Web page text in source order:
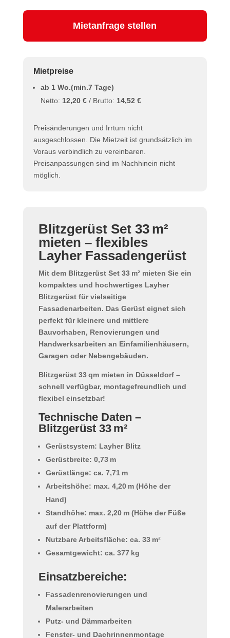
Mietanfrage stellen
Mietpreise
ab 1 Wo.(min.7 Tage)
Netto: 12,20 €/ Brutto: 14,52 €
Preisänderungen und Irrtum nicht
ausgeschlossen. Die Mietzeit ist grundsätzlich im
Voraus verbindlich zu vereinbaren.
Preisanpassungen sind im Nachhinein nicht
möglich.
Blitzgerüst Set 33 m²
mieten – flexibles
Layher Fassadengerüst
Mit dem Blitzgerüst Set 33 m²mieten Sie ein
kompaktes und hochwertiges Layher
Blitzgerüstfür vielseitige
Fassadenarbeiten. Das Gerüst eignet sich
perfekt für kleinere und mittlere
Bauvorhaben, Renovierungen und
Handwerksarbeiten an Einfamilienhäusern,
Garagen oder Nebengebäuden.
Blitzgerüst 33 qm mieten in Düsseldorf–
schnell verfügbar, montagefreundlich und
flexibel einsetzbar!
Technische Daten –
Blitzgerüst 33 m²
Gerüstsystem: Layher Blitz
Gerüstbreite: 0,73 m
Gerüstlänge: ca. 7,71 m
Arbeitshöhe: max. 4,20 m (Höhe der
Hand)
Standhöhe: max. 2,20 m (Höhe der Füße
auf der Plattform)
Nutzbare Arbeitsfläche: ca. 33 m²
Gesamtgewicht: ca. 377 kg
Einsatzbereiche:
Fassadenrenovierungen und
Malerarbeiten
Putz- und Dämmarbeiten
Fenster- und Dachrinnenmontage